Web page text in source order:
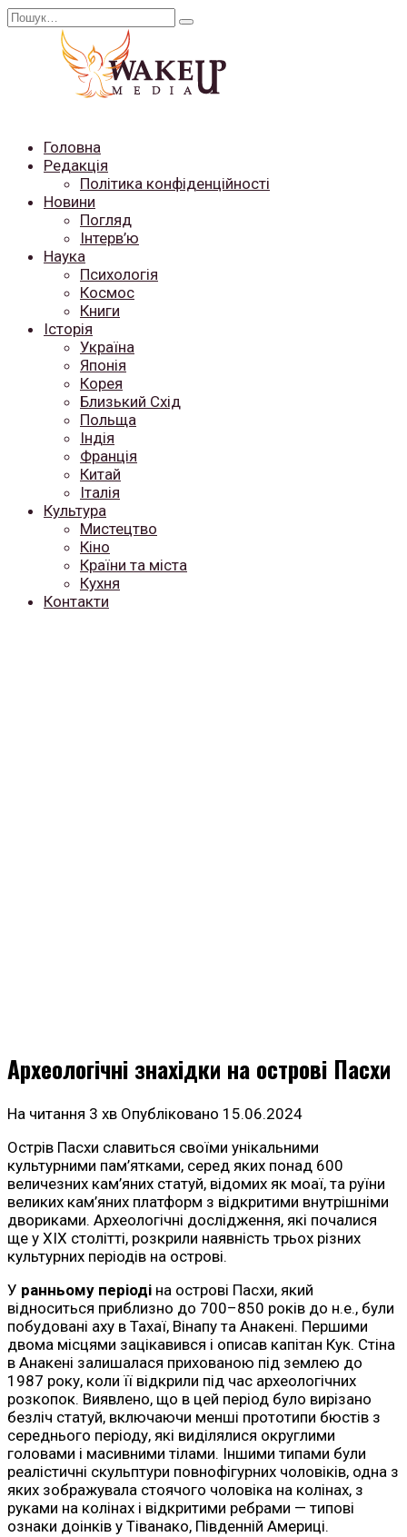
Перейти
Search
Головна
Редакція
Політика конфіденційності
Новини
Погляд
Інтерв’ю
Наука
Психологія
Космос
Книги
Історія
Україна
Японія
Корея
Близький Схід
Польща
Індія
Франція
Китай
Італія
Культура
Мистецтво
Кіно
Країни та міста
Кухня
Контакти
Археологічні знахідки на острові Пасхи
На читання 3 хв Опубліковано 15.06.2024
Острів Пасхи славиться своїми унікальними
культурними пам’ятками, серед яких понад 600
величезних кам’яних статуй, відомих як моаї, та руїни
великих кам’яних платформ з відкритими внутрішніми
двориками. Археологічні дослідження, які почалися
ще у XIX столітті, розкрили наявність трьох різних
культурних періодів на острові.
У ранньому періоді на острові Пасхи, який
відноситься приблизно до 700–850 років до н.е., були
побудовані аху в Тахаї, Вінапу та Анакені. Першими
двома місцями зацікавився і описав капітан Кук. Стіна
в Анакені залишалася прихованою під землею до
1987 року, коли її відкрили під час археологічних
розкопок. Виявлено, що в цей період було вирізано
безліч статуй, включаючи менші прототипи бюстів з
середнього періоду, які виділялися округлими
головами і масивними тілами. Іншими типами були
реалістичні скульптури повнофігурних чоловіків, одна з
яких зображувала стоячого чоловіка на колінах, з
руками на колінах і відкритими ребрами — типові
ознаки доінків у Тіванако, Південній Америці.